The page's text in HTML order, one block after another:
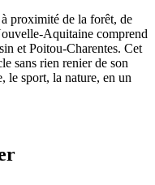
proximité de la forêt, de
Aquitaine comprend
et Poitou-Charentes. Cet
sans rien renier de son
le sport, la nature, en un